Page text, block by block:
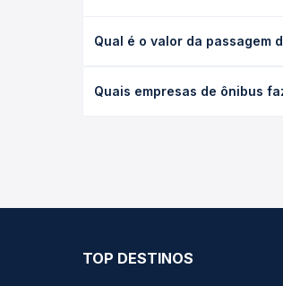
ou leito) e as condições de
Qual é o valor da passagem
poltrona e a antecedência da
Quais empresas de ônibus
TOP DESTINOS